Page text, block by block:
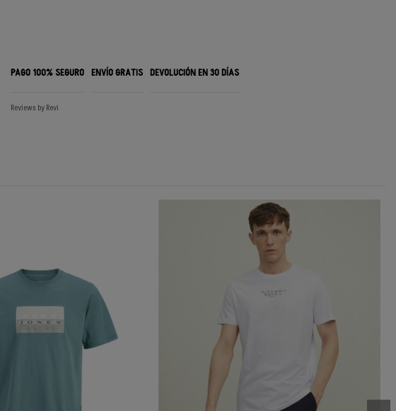
PAGO 100% SEGURO ENVÍO GRATIS DEVOLUCIÓN EN 30 DÍAS
Reviews by Revi